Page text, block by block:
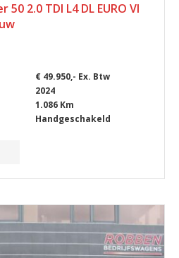
2.0 TDI L4 DL EURO VI
€ 49.950,- Ex. Btw
2024
1.086 Km
Handgeschakeld